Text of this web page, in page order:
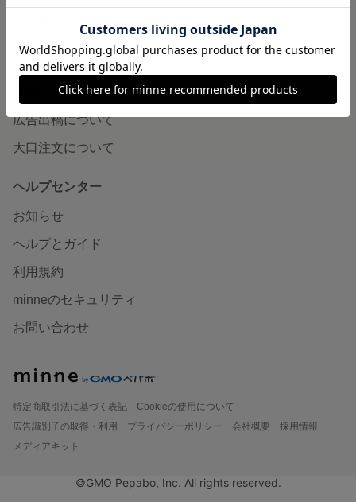
minneの本
企業の方へ
広告出稿について
大口注文について
ヘルプセンター
お知らせ
ヘルプとガイド
利用規約
minneのセキュリティ
お問い合わせ
特定商取引法に基づく表記
Cookieの使用について
広告識別子の取得・利用
プライバシーポリシー 会社概要
採用情報
メディアキット
©GMO Pepabo, Inc. All rights reserved.